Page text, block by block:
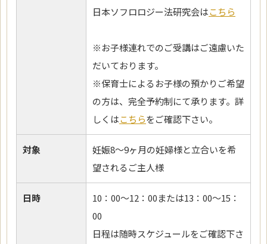
日本ソフロロジー法研究会はこちら
※お子様連れでのご受講はご遠慮いた
だいております。
※保育士によるお子様の預かりご希望
の方は、完全予約制にて承ります。詳
しくはこちらをご確認下さい。
対象
妊娠8～9ヶ月の妊婦様と立合いを希
望されるご主人様
日時
10：00～12：00または13：00～15：
00
日程は随時スケジュールをご確認下さ